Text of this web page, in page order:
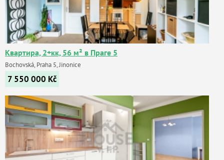
Квартира, 2+кк, 56 м² в Праге 5
Bochovská, Praha 5, Jinonice
7 550 000 Kč